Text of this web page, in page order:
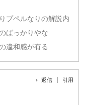
プペルなりの解説内
ばっかりやな
違和感が有る
返信 引用